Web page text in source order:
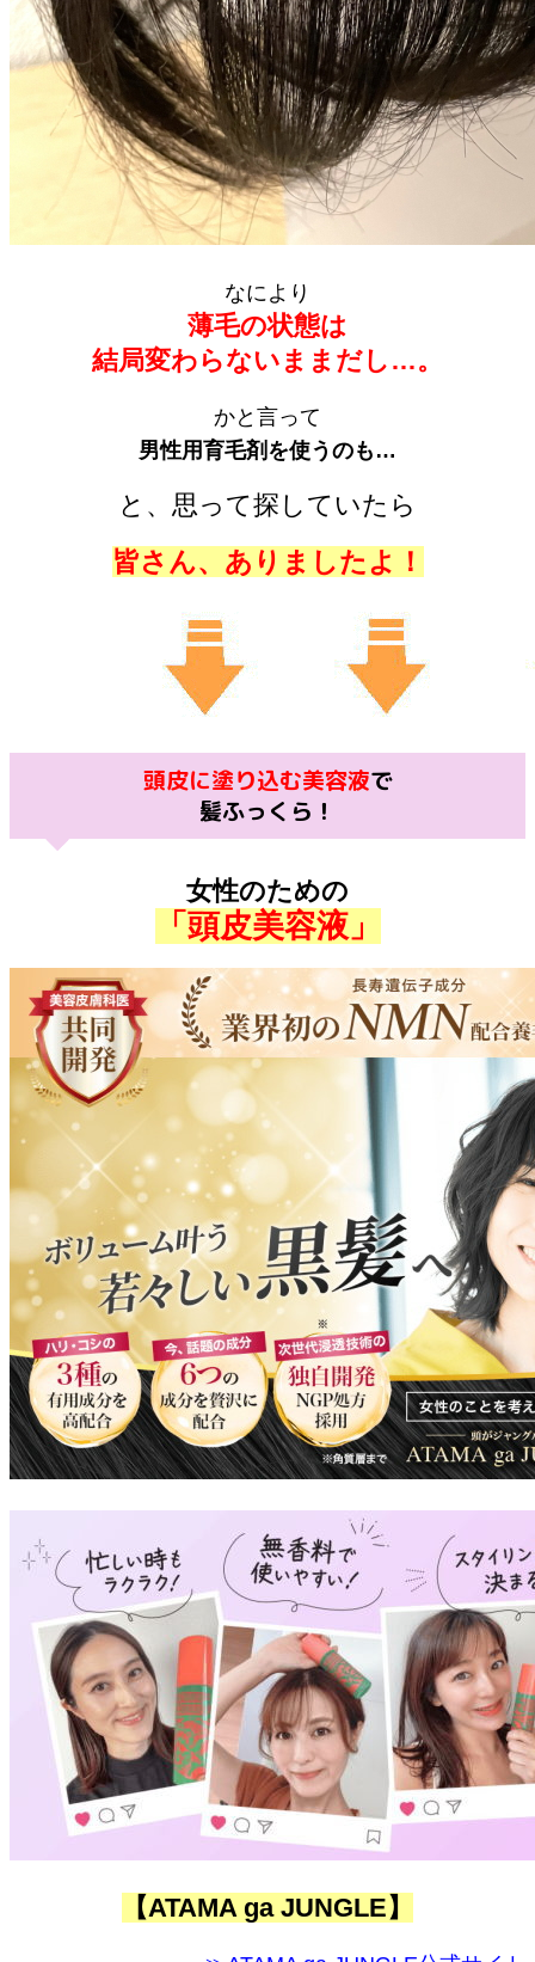
なにより
薄毛の状態は
結局変わらないままだし…。
かと言って
男性用育毛剤を使うのも…
と、思って探していたら
皆さん、ありましたよ！
頭皮に塗り込む美容液で
髪ふっくら！
女性のための
「頭皮美容液」
【ATAMA ga JUNGLE】